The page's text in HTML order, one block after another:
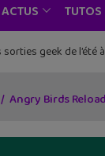
ACTUS TUTOS
sorties geek de l’été
Angry Birds